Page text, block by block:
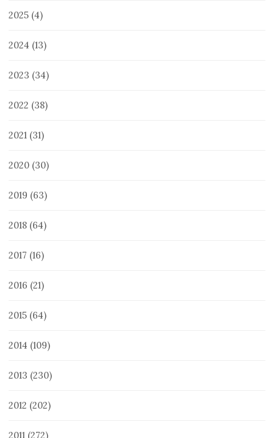
2025 (4)
2024 (13)
2023 (34)
2022 (38)
2021 (31)
2020 (30)
2019 (63)
2018 (64)
2017 (16)
2016 (21)
2015 (64)
2014 (109)
2013 (230)
2012 (202)
2011 (272)